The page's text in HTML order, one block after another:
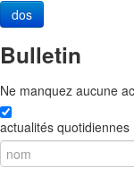
dos
Bulletin
Ne manquez aucune
actualités quotidiennes